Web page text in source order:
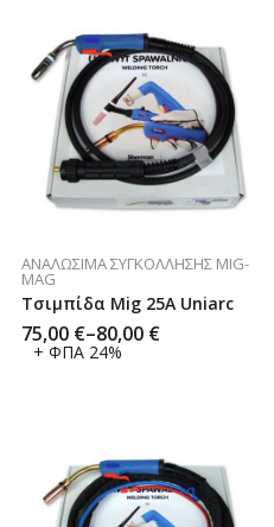
ΑΝΑΛΏΣΙΜΑ ΣΥΓΚΌΛΛΗΣΗΣ MIG-
MAG
Τσιμπίδα Mig 25Α Uniarc
75,00 €–80,00 €
+ ΦΠΑ 24%